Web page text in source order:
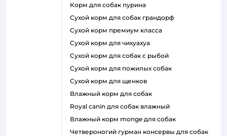
корм для собак пурина
сухой корм для собак грандорф
сухой корм премиум класса
сухой корм для чихуахуа
сухой корм для собак с рыбой
сухой корм для пожилых собак
сухой корм для щенков
влажный корм для собак
royal canin для собак влажный
влажный корм monge для собак
четвероногий гурман консервы для собак